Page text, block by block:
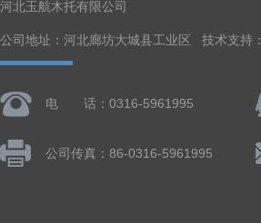
河北玉航木托有限公司
公司地址：河北廊坊大城县工业区 技术支持：
电 话：0316-5961995
公司传真：86-0316-5961995